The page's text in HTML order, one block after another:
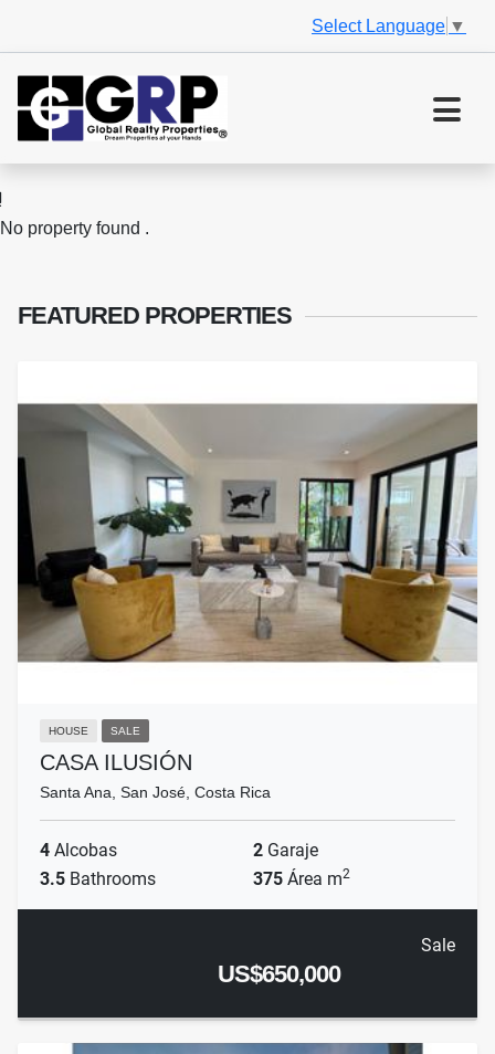
Select Language ▼
No property found .
FEATURED PROPERTIES
HOUSE SALE
CASA ILUSIÓN
Santa Ana, San José, Costa Rica
4 Alcobas 2 Garaje
3.5 Bathrooms 375 Área m2
Sale
US$650,000